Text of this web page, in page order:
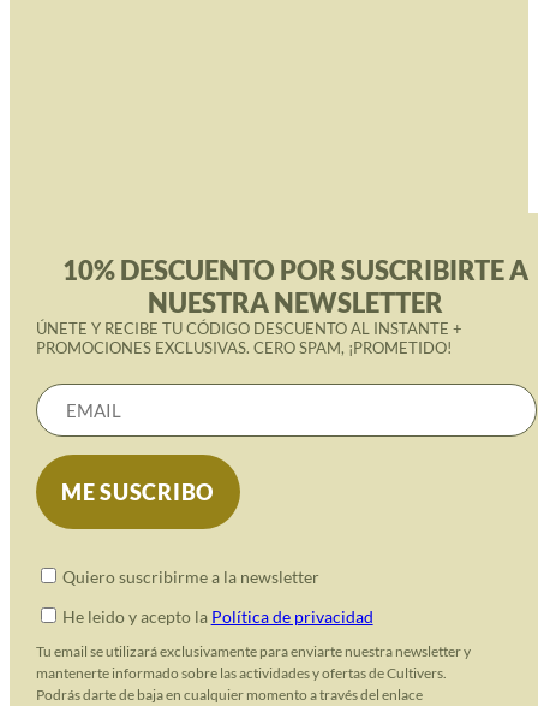
10% DESCUENTO POR SUSCRIBIRTE A
NUESTRA NEWSLETTER
ÚNETE Y RECIBE TU CÓDIGO DESCUENTO AL INSTANTE +
PROMOCIONES EXCLUSIVAS. CERO SPAM, ¡PROMETIDO!
Quiero suscribirme a la newsletter
He leido y acepto la Política de privacidad
Tu email se utilizará exclusivamente para enviarte nuestra newsletter y
mantenerte informado sobre las actividades y ofertas de Cultivers.
Podrás darte de baja en cualquier momento a través del enlace